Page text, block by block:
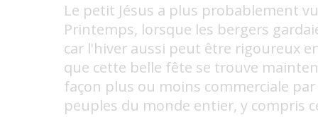
Le petit Jésus a plus probablement
Printemps, lorsque les bergers
car l'hiver aussi peut être rigoureux
que cette belle fête se trouve
façon plus ou moins commerciale
peuples du monde entier, y compris